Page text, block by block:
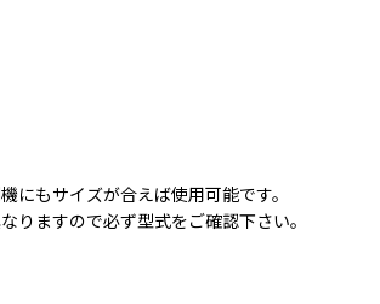
にもサイズが合えば使用可能です。
りますので必ず型式をご確認下さい。